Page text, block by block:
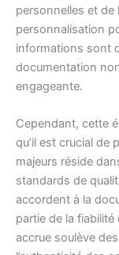
personnelles et de
personnalisation
informations sont
documentation
engageante.
Cependant, cette
qu’il est crucial de
majeurs réside
standards de
accordent à la
partie de la
accrue soulève